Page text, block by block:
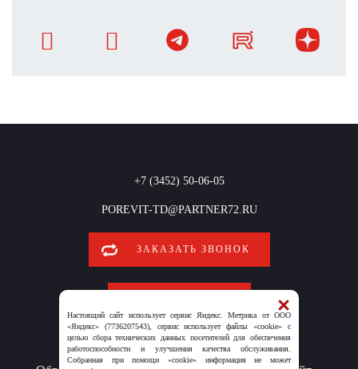
+7 (3452) 50-06-05
POREVIT-TD@PARTNER72.RU
ЗАКАЗАТЬ ЗВОНОК
Настоящий сайт использует сервис Яндекс. Метрика от ООО
«Яндекс» (7736207543), сервис использует файлы «cookie» с
целью сбора технических данных посетителей для обеспечения
работоспособности и улучшения качества обслуживания.
Собранная при помощи «cookie» информация не может